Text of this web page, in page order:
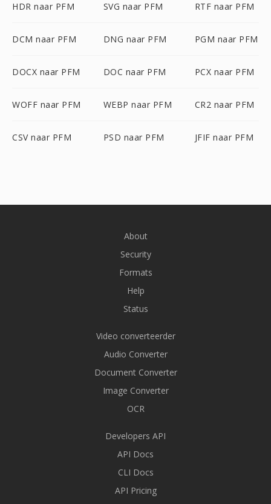
HDR naar PFM SVG naar PFM RTF naar PFM
DCM naar PFM DNG naar PFM PGM naar PFM
DOCX naar PFM DOC naar PFM PCX naar PFM
WOFF naar PFM WEBP naar PFM CR2 naar PFM
CSV naar PFM PSD naar PFM JFIF naar PFM
About
Security
Formats
Help
Status
Video converteerder
Audio Converter
Document Converter
Image Converter
OCR
Developers API
API Docs
CLI Docs
API Pricing